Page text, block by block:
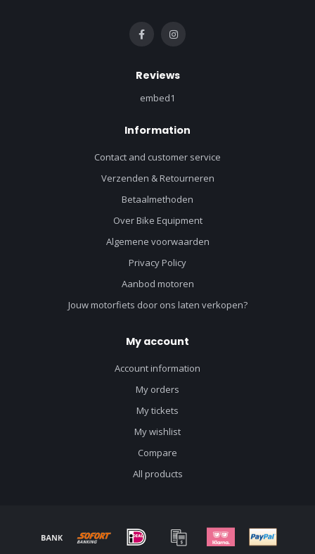
Reviews
embed1
Information
Contact and customer service
Verzenden & Retourneren
Betaalmethoden
Over Bike Equipment
Algemene voorwaarden
Privacy Policy
Aanbod motoren
Jouw motorfiets door ons laten verkopen?
My account
Account information
My orders
My tickets
My wishlist
Compare
All products